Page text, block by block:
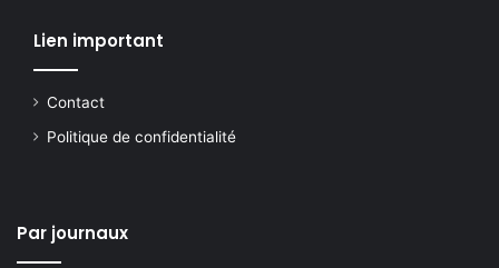
Lien important
Contact
Politique de confidentialité
Par journaux